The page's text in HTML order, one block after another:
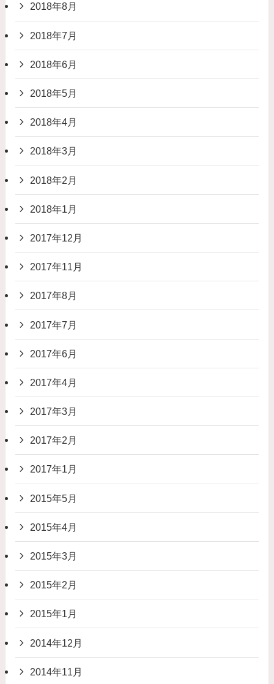
2018年8月
2018年7月
2018年6月
2018年5月
2018年4月
2018年3月
2018年2月
2018年1月
2017年12月
2017年11月
2017年8月
2017年7月
2017年6月
2017年4月
2017年3月
2017年2月
2017年1月
2015年5月
2015年4月
2015年3月
2015年2月
2015年1月
2014年12月
2014年11月